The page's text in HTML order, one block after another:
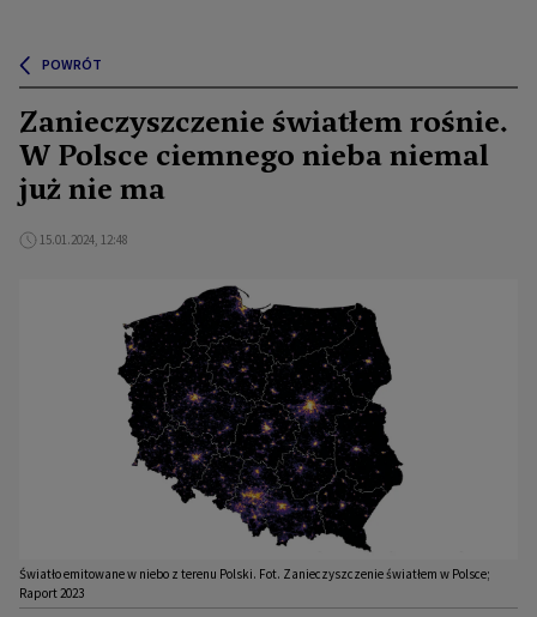
POWRÓT
Zanieczyszczenie światłem rośnie.
W Polsce ciemnego nieba niemal
już nie ma
15.01.2024, 12:48
Światło emitowane w niebo z terenu Polski. Fot. Zanieczyszczenie światłem w Polsce;
Raport 2023